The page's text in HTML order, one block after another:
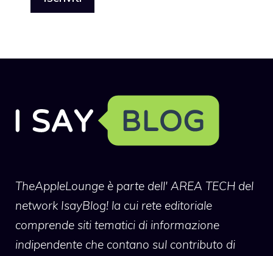
TheAppleLounge è parte dell' AREA TECH del
network IsayBlog! la cui rete editoriale
comprende siti tematici di informazione
indipendente che contano sul contributo di